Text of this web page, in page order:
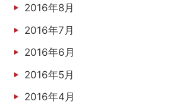
2016年8月
2016年7月
2016年6月
2016年5月
2016年4月